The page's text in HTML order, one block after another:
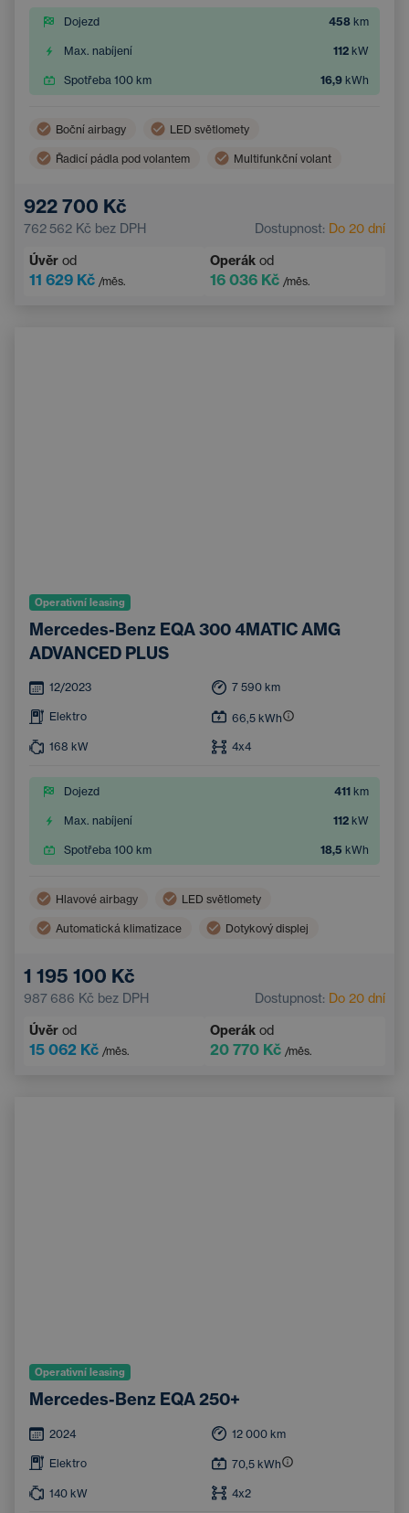
Dojezd 458 km
Max. nabíjení 112 kW
Spotřeba 100 km 16,9 kWh
Boční airbagy LED světlomety
Řadicí pádla pod volantem Multifunkční volant
Velurové koberečky
Elektrické ovládání kufru
922 700 Kč
762 562 Kč bez DPH Dostupnost: Do 20 dní
Úvěr od
11 629 Kč /měs.
Operák od
16 036 Kč /měs.
Operativní leasing
Mercedes-Benz EQA 300 4MATIC AMG
ADVANCED PLUS
12/2023 7 590 km
Elektro 66,5 kWh
168 kW 4x4
Dojezd 411 km
Max. nabíjení 112 kW
Spotřeba 100 km 18,5 kWh
Hlavové airbagy LED světlomety
Automatická klimatizace Dotykový displej
Sportovní sedadla
1 195 100 Kč
987 686 Kč bez DPH Dostupnost: Do 20 dní
Úvěr od
15 062 Kč /měs.
Operák od
20 770 Kč /měs.
Operativní leasing
Mercedes-Benz EQA 250+
2024 12 000 km
Elektro 70,5 kWh
140 kW 4x2